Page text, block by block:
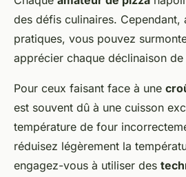
des défis culinaires. Cependant,
pratiques, vous pouvez
apprécier chaque déclinaison
Pour ceux faisant face à une
est souvent dû à une cuisson
température de four
réduisez légèrement la
engagez-vous à utiliser des